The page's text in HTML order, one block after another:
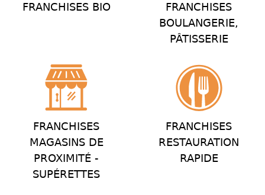
FRANCHISES BIO
FRANCHISES
BOULANGERIE,
PÂTISSERIE
FRANCHISES
MAGASINS DE
PROXIMITÉ -
SUPÉRETTES
FRANCHISES
RESTAURATION
RAPIDE